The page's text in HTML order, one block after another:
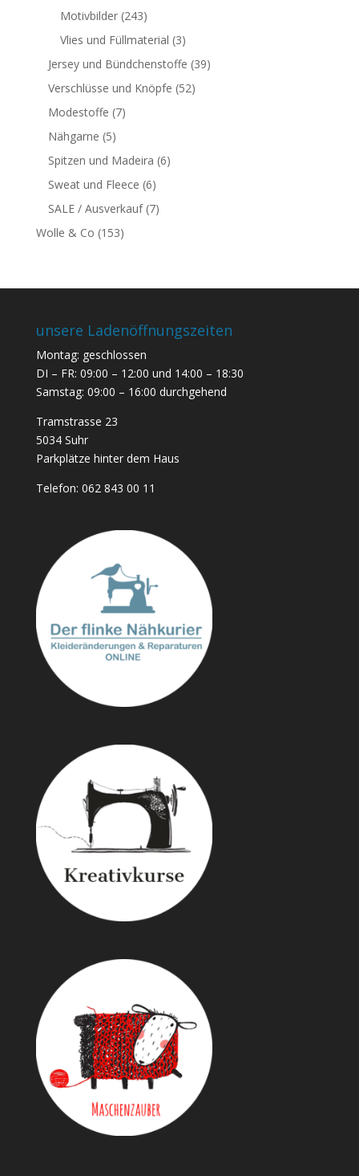
Motivbilder (243)
Vlies und Füllmaterial (3)
Jersey und Bündchenstoffe (39)
Verschlüsse und Knöpfe (52)
Modestoffe (7)
Nähgarne (5)
Spitzen und Madeira (6)
Sweat und Fleece (6)
SALE / Ausverkauf (7)
Wolle & Co (153)
unsere Ladenöffnungszeiten
Montag: geschlossen
DI – FR: 09:00 – 12:00 und 14:00 – 18:30
Samstag: 09:00 – 16:00 durchgehend
Tramstrasse 23
5034 Suhr
Parkplätze hinter dem Haus
Telefon: 062 843 00 11